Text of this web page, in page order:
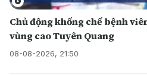
Chủ động khống chế bệnh
vùng cao Tuyên Quang
08-08-2026, 21:50